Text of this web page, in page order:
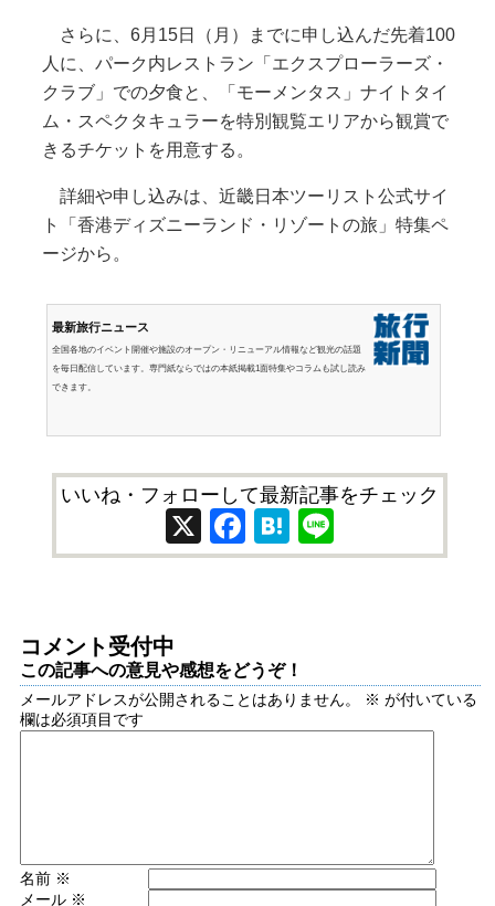
さらに、6月15日（月）までに申し込んだ先着100
人に、パーク内レストラン「エクスプローラーズ・
クラブ」での夕食と、「モーメンタス」ナイトタイ
ム・スペクタキュラーを特別観覧エリアから観賞で
きるチケットを用意する。
詳細や申し込みは、近畿日本ツーリスト公式サイ
ト「香港ディズニーランド・リゾートの旅」特集ペ
ージから。
最新旅行ニュース
全国各地のイベント開催や施設のオープン・リニューアル情報など観光の話題
を毎日配信しています。専門紙ならではの本紙掲載1面特集やコラムも試し読み
できます。
いいね・フォローして最新記事をチェック
X Facebook
Hatena
コメント受付中
この記事への意見や感想をどうぞ！
メールアドレスが公開されることはありません。 ※ が付いている
欄は必須項目です
名前 ※
メール ※